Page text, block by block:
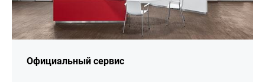
Официальный сервис